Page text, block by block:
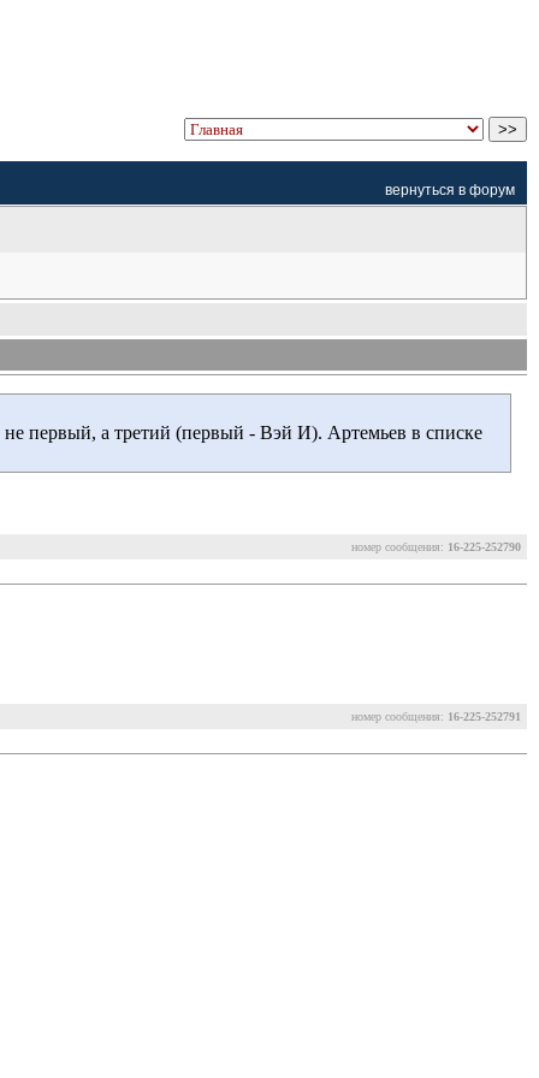
вернуться в форум
первый, а третий (первый - Вэй И). Артемьев в списке
номер сообщения: 16-225-252790
номер сообщения: 16-225-252791